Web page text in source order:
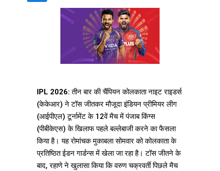
IPL 2026: तीन बार की चैंपियन कोलकाता नाइट राइडर्स
(केकेआर) ने टॉस जीतकर मौजूदा इंडियन प्रीमियर लीग
(आईपीएल) टूर्नामेंट के 12वें मैच में पंजाब किंग्स
(पीबीकेएस) के खिलाफ पहले बल्लेबाजी करने का फैसला
किया है। यह रोमांचक मुकाबला सोमवार को कोलकाता के
प्रतिष्ठित ईडन गार्डन्स में खेला जा रहा है। टॉस जीतने के
बाद, रहाणे ने खुलासा किया कि वरुण चक्रवर्ती पिछले मैच